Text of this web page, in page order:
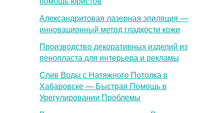
Александритовая лазерная эпиляция —
инновационный метод гладкости кожи
Производство декоративных изделий из
пенопласта для интерьера и рекламы
Слив Воды с Натяжного Потолка в
Хабаровске — Быстрая Помощь в
Урегулировании Проблемы